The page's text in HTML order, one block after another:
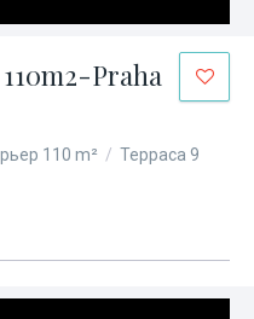
Praha
110 m² / Терраса 9